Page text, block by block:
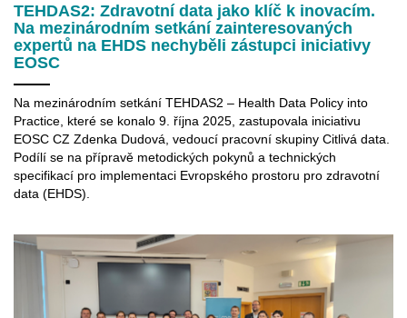
TEHDAS2: Zdravotní data jako klíč k inovacím.
Na mezinárodním setkání zainteresovaných
expertů na EHDS nechyběli zástupci iniciativy
EOSC
Na mezinárodním setkání TEHDAS2 – Health Data Policy into
Practice, které se konalo 9. října 2025, zastupovala iniciativu
EOSC CZ Zdenka Dudová, vedoucí pracovní skupiny Citlivá data.
Podílí se na přípravě metodických pokynů a technických
specifikací pro implementaci Evropského prostoru pro zdravotní
data (EHDS).